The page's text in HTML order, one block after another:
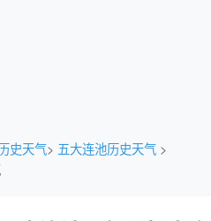
史天气> 五大连池历史天气 >